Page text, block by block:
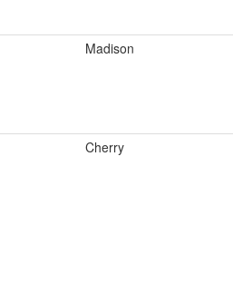
Madison
Cherry